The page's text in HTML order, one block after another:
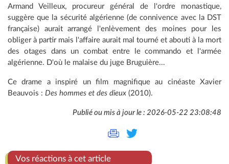
Armand Veilleux, procureur général de l'ordre monastique,
suggère que la sécurité algérienne (de connivence avec la DST
française) aurait arrangé l'enlèvement des moines pour les
obliger à partir mais l'affaire aurait mal tourné et abouti à la mort
des otages dans un combat entre le commando et l'armée
algérienne. D'où le malaise du juge Bruguière...
Ce drame a inspiré un film magnifique au cinéaste Xavier
Beauvois : Des hommes et des dieux (2010).
Publié ou mis à jour le : 2026-05-22 23:08:48
Vos réactions à cet article